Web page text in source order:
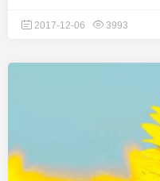
2017-12-06 3993